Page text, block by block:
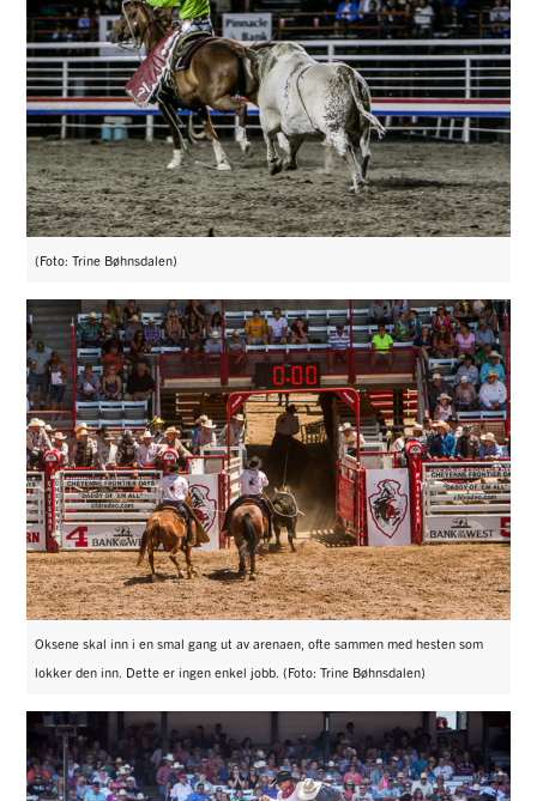
(Foto: Trine Bøhnsdalen)
Oksene skal inn i en smal gang ut av arenaen, ofte sammen med hesten som
lokker den inn. Dette er ingen enkel jobb. (Foto: Trine Bøhnsdalen)